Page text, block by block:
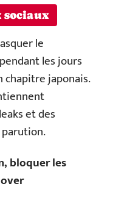
sociaux
le
les jours
chapitre japonais.
et des
bloquer les